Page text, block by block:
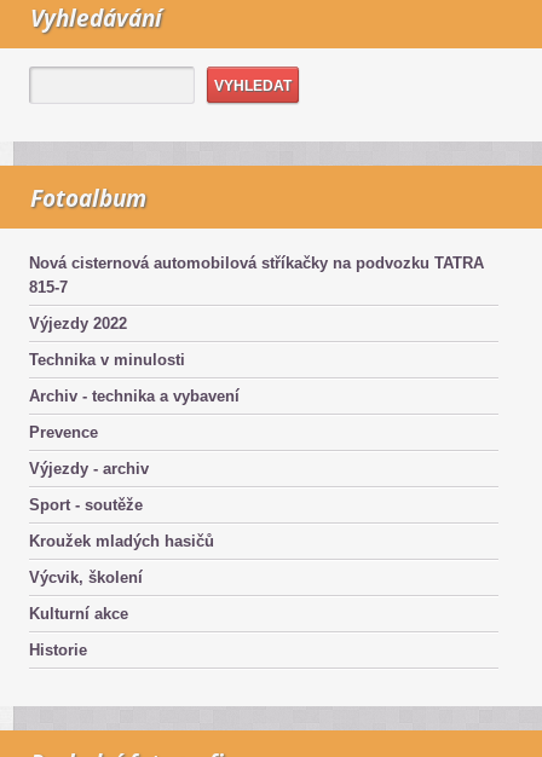
Vyhledávání
Fotoalbum
Nová cisternová automobilová stříkačky na podvozku TATRA
815-7
Výjezdy 2022
Technika v minulosti
Archiv - technika a vybavení
Prevence
Výjezdy - archiv
Sport - soutěže
Kroužek mladých hasičů
Výcvik, školení
Kulturní akce
Historie